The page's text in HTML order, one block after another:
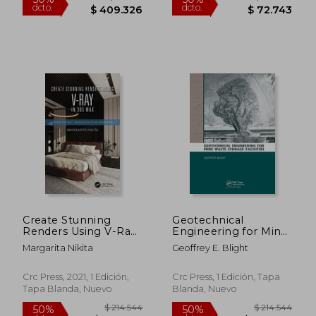
50%
dcto. $ 107.234
50%
dcto. $
Create Stunning
Renders Using V-Ray
in 3ds Max: Guiding
the Next Generation
Inglés)
Margarita Nikita
Crc Press, 2021, 1 Edición,
Tapa Blanda, Nuevo
Geotechnical
Engineering for Mine
Waste Storage
Facilities (en Inglés)
Geoffrey E. Blight
Crc Press, 1 Edición, Tapa
Blanda, Nuevo